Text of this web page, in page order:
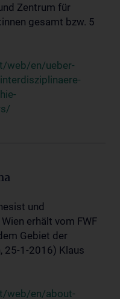
Zentrum für
gesamt bzw. 5
web/en/ueber-
und
erhält vom FWF
Gebiet der
25-1-2016) Klaus
web/en/about-